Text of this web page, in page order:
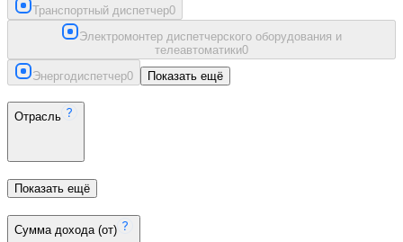
Транспортный диспетчер0
Электромонтер диспетчерского оборудования и
телеавтоматики0
Энергодиспетчер0 Показать ещё
Отрасль
Показать ещё
Сумма дохода (от)